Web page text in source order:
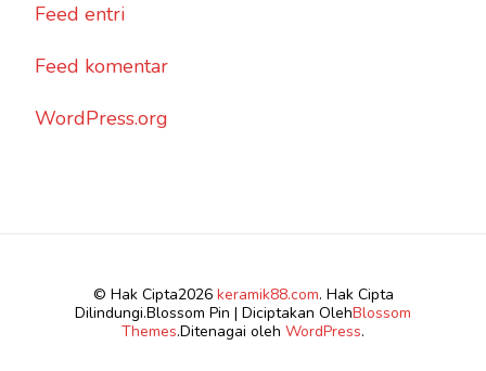
Feed entri
Feed komentar
WordPress.org
© Hak Cipta2026 keramik88.com. Hak Cipta
Dilindungi.Blossom Pin | Diciptakan OlehBlossom
Themes.Ditenagai oleh WordPress.